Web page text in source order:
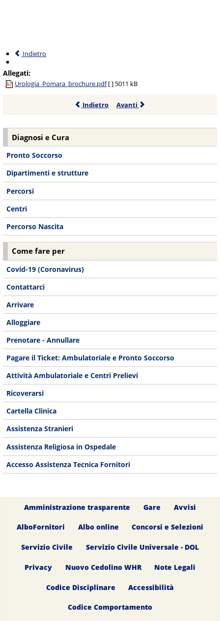
Indietro
Allegati:
Urologia_Pomara_brochure.pdf [ ] 5011 kB
Indietro Avanti
Diagnosi e Cura
Pronto Soccorso
Dipartimenti e strutture
Percorsi
Centri
Percorso Nascita
Come fare per
Covid-19 (Coronavirus)
Contattarci
Arrivare
Alloggiare
Prenotare - Annullare
Pagare il Ticket: Ambulatoriale e Pronto Soccorso
Attività Ambulatoriale e Centri Prelievi
Ricoverarsi
Cartella Clinica
Assistenza Stranieri
Assistenza Religiosa in Ospedale
Accesso Assistenza Tecnica Fornitori
Amministrazione trasparente Gare Avvisi
AlboFornitori Albo online Concorsi e Selezioni
Servizio Civile Servizio Civile Universale - DOL
Privacy Nuovo Cedolino WHR Note Legali
Codice Disciplinare Accessibilità
Codice Comportamento